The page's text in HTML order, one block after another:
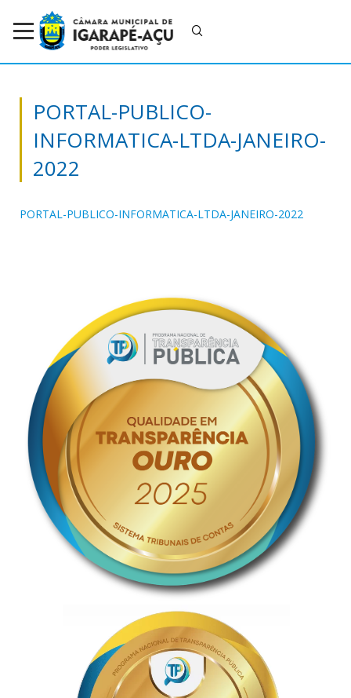
PORTAL-PUBLICO-
INFORMATICA-LTDA-JANEIRO-
2022
PORTAL-PUBLICO-INFORMATICA-LTDA-JANEIRO-2022